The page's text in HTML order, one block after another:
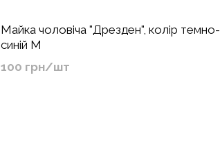
Майка чоловіча "Дрезден", колір темно-
синій M
100 грн/шт